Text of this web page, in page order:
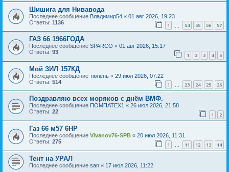
Шишига для Нивавода
Последнее сообщение Владимир54 « 01 авг 2026, 19:23
Ответы: 1136 1 54 55 56 57
ГАЗ 66 1966ГОДА
Последнее сообщение SPARCO « 01 авг 2026, 15:17
Ответы: 93 1 2 3 4 5
Мой ЗИЛ 157КД
Последнее сообщение тюлень « 29 июл 2026, 07:22
Ответы: 514 1 23 24 25 26
Поздравляю всех моряков с днём ВМФ.
Последнее сообщение ПОМПАТЕХ1 « 26 июл 2026, 21:58
Ответы: 22 1 2
Газ 66 м57 6HP
Последнее сообщение Vivanov76-SPB « 20 июл 2026, 11:31
Ответы: 275 1 … 11 12 13 14
Тент на УРАЛ
Последнее сообщение san « 17 июл 2026, 11:22